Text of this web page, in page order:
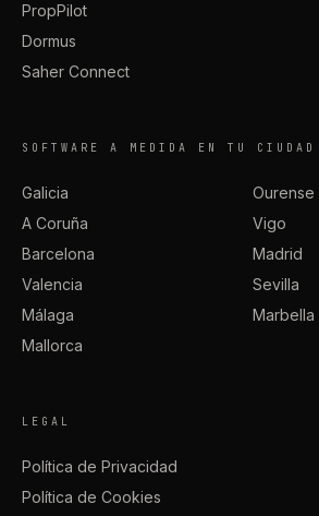
PropPilot
Dormus
Saher Connect
SOFTWARE A MEDIDA EN TU CIUDAD
Galicia
Ourense
A Coruña
Vigo
Barcelona
Madrid
Valencia
Sevilla
Málaga
Marbella
Mallorca
LEGAL
Política de Privacidad
Política de Cookies